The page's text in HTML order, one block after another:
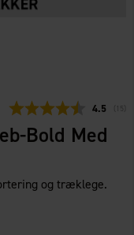
4.5 15
Bold Med
og træklege.